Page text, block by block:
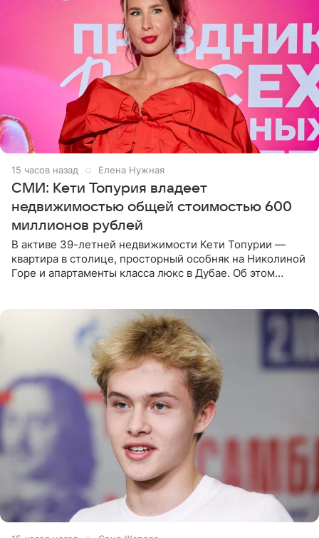
15 часов назад Елена Нужная
СМИ: Кети Топурия владеет
недвижимостью общей стоимостью 600
миллионов рублей
В активе 39-летней недвижимости Кети Топурии —
квартира в столице, просторный особняк на Николиной
Горе и апартаменты класса люкс в Дубае. Об этом